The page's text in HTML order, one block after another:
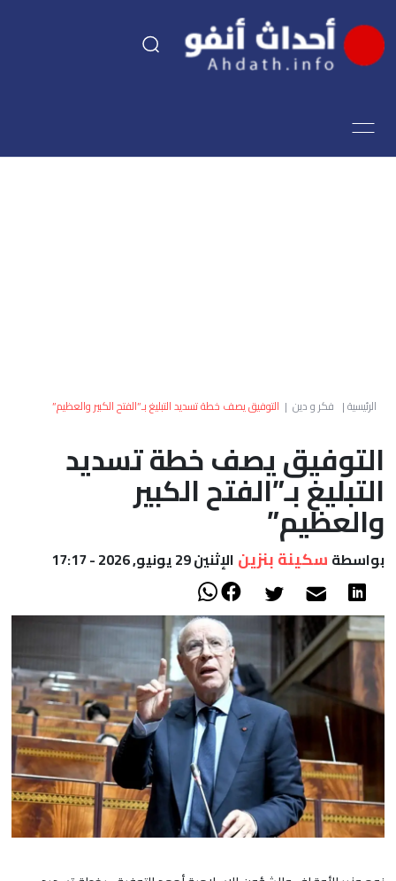
اقتصاد
العالم
أعمدة
الصحراء
الرئيسية| فكر و دين | التوفيق يصف خطة تسديد التبليغ بـ”الفتح الكبير والعظيم”
التوفيق يصف خطة تسديد
التبليغ بـ”الفتح الكبير
والعظيم”
بواسطة سكينة بنزين الإثنين 29 يونيو, 2026 - 17:17